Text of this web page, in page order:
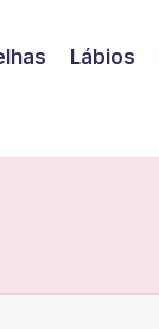
Lábios